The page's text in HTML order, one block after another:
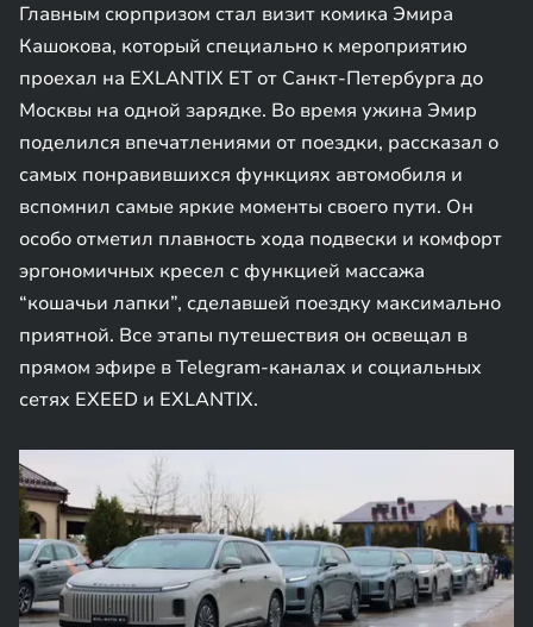
Главным сюрпризом стал визит комика Эмира
Кашокова, который специально к мероприятию
проехал на EXLANTIX ET от Санкт-Петербурга до
Москвы на одной зарядке. Во время ужина Эмир
поделился впечатлениями от поездки, рассказал о
самых понравившихся функциях автомобиля и
вспомнил самые яркие моменты своего пути. Он
особо отметил плавность хода подвески и комфорт
эргономичных кресел с функцией массажа
“кошачьи лапки”, сделавшей поездку максимально
приятной. Все этапы путешествия он освещал в
прямом эфире в Telegram-каналах и социальных
сетях EXEED и EXLANTIX.